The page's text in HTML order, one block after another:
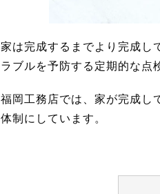
家は完成するまでより完成し
ラブルを予防する定期的な点
福岡工務店では、家が完成し
体制にしています。